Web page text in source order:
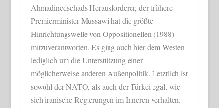
Ahmadinedschads Herausforderer, der frühere
Premierminister Mussawi hat die größte
Hinrichtungswelle von Oppositionellen (1988)
mitzuverantworten. Es ging auch hier dem Westen
lediglich um die Unterstützung einer
möglicherweise anderen Außenpolitik. Letztlich ist
sowohl der NATO, als auch der Türkei egal, wie
sich iranische Regierungen im Inneren verhalten.